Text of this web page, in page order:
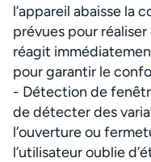
l’appareil abaisse la
prévues pour réaliser
réagit
pour garantir le
- Détection de
de détecter des
l’ouverture ou
l’utilisateur oublie